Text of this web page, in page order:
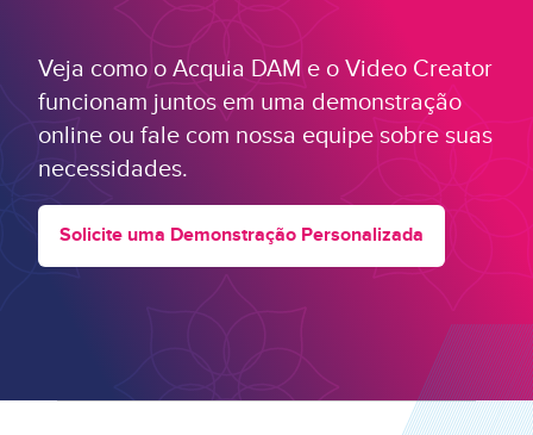
Veja como o Acquia DAM e o Video Creator
funcionam juntos em uma demonstração
online ou fale com nossa equipe sobre suas
necessidades.
Solicite uma Demonstração Personalizada